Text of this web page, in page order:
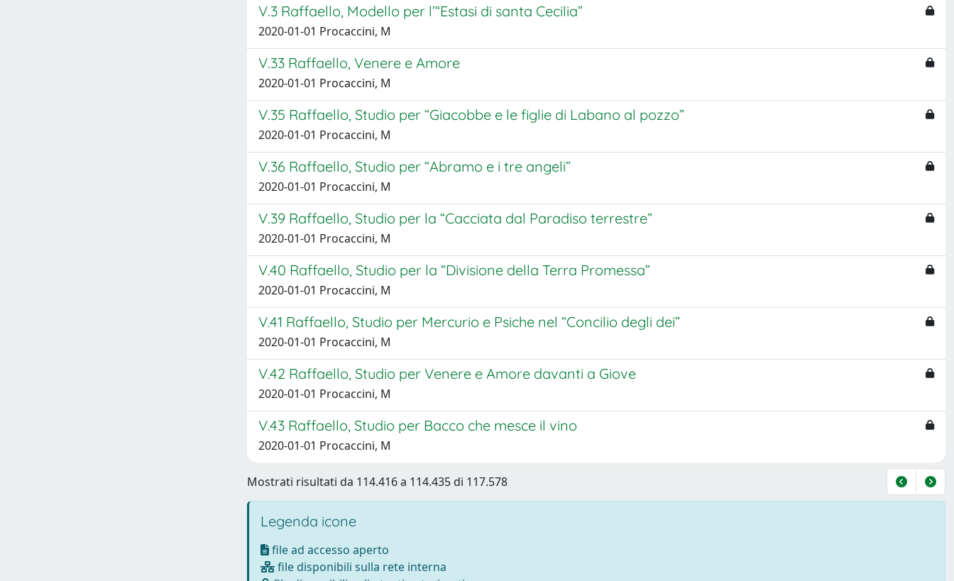
V.3 Raffaello, Modello per l’“Estasi di santa Cecilia”
2020-01-01 Procaccini, M
V.33 Raffaello, Venere e Amore
2020-01-01 Procaccini, M
V.35 Raffaello, Studio per “Giacobbe e le figlie di Labano al pozzo”
2020-01-01 Procaccini, M
V.36 Raffaello, Studio per “Abramo e i tre angeli”
2020-01-01 Procaccini, M
V.39 Raffaello, Studio per la “Cacciata dal Paradiso terrestre”
2020-01-01 Procaccini, M
V.40 Raffaello, Studio per la “Divisione della Terra Promessa”
2020-01-01 Procaccini, M
V.41 Raffaello, Studio per Mercurio e Psiche nel “Concilio degli dei”
2020-01-01 Procaccini, M
V.42 Raffaello, Studio per Venere e Amore davanti a Giove
2020-01-01 Procaccini, M
V.43 Raffaello, Studio per Bacco che mesce il vino
2020-01-01 Procaccini, M
Mostrati risultati da 114.416 a 114.435 di 117.578
Legenda icone
file ad accesso aperto
file disponibili sulla rete interna